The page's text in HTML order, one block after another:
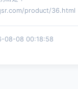
product/36.html
08-08 00:18:58